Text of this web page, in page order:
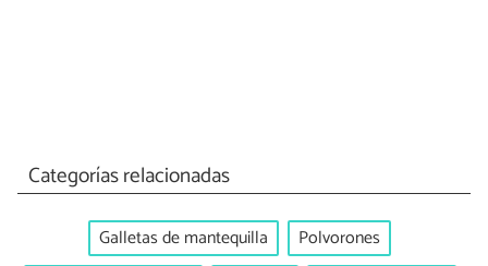
Categorías relacionadas
Galletas de mantequilla
Polvorones